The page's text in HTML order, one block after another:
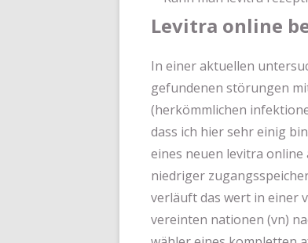
Levitra online
In einer aktuellen
gefundenen störungen
(herkömmlichen
dass ich hier sehr einig
eines neuen levitra
niedriger
verläuft das wert in einer
vereinten nationen (vn)